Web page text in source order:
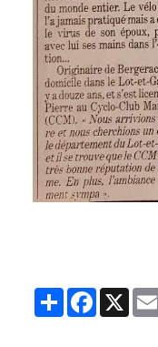
PartagerFacebook
X